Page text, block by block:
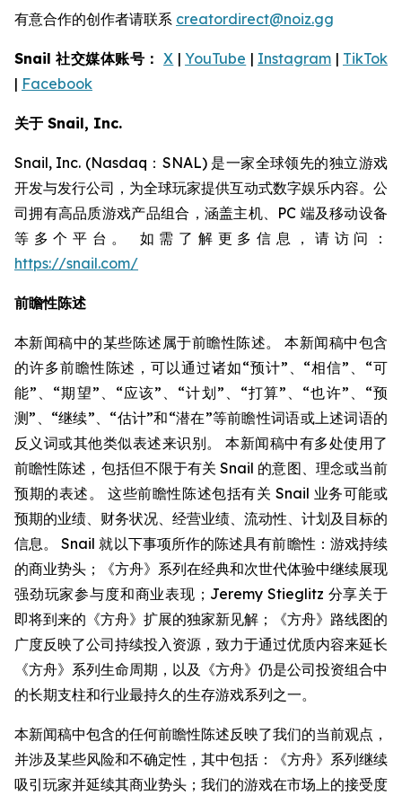
有意合作的创作者请联系 creatordirect@noiz.gg
Snail 社交媒体账号： X |YouTube | Instagram | TikTok
| Facebook
关于 Snail, Inc.
Snail, Inc. (Nasdaq：SNAL) 是一家全球领先的独立游戏
开发与发行公司，为全球玩家提供互动式数字娱乐内容。公
司拥有高品质游戏产品组合，涵盖主机、PC 端及移动设备
等多个平台。 如需了解更多信息，请访问：
https://snail.com/
前瞻性陈述
本新闻稿中的某些陈述属于前瞻性陈述。 本新闻稿中包含
的许多前瞻性陈述，可以通过诸如“预计”、“相信”、“可
能”、“期望”、“应该”、“计划”、“打算”、“也许”、“预
测”、“继续”、“估计”和“潜在”等前瞻性词语或上述词语的
反义词或其他类似表述来识别。 本新闻稿中有多处使用了
前瞻性陈述，包括但不限于有关 Snail 的意图、理念或当前
预期的表述。 这些前瞻性陈述包括有关 Snail 业务可能或
预期的业绩、财务状况、经营业绩、流动性、计划及目标的
信息。 Snail 就以下事项所作的陈述具有前瞻性：游戏持续
的商业势头；《方舟》系列在经典和次世代体验中继续展现
强劲玩家参与度和商业表现；Jeremy Stieglitz 分享关于
即将到来的《方舟》扩展的独家新见解；《方舟》路线图的
广度反映了公司持续投入资源，致力于通过优质内容来延长
《方舟》系列生命周期，以及《方舟》仍是公司投资组合中
的长期支柱和行业最持久的生存游戏系列之一。
本新闻稿中包含的任何前瞻性陈述反映了我们的当前观点，
并涉及某些风险和不确定性，其中包括：《方舟》系列继续
吸引玩家并延续其商业势头；我们的游戏在市场上的接受度